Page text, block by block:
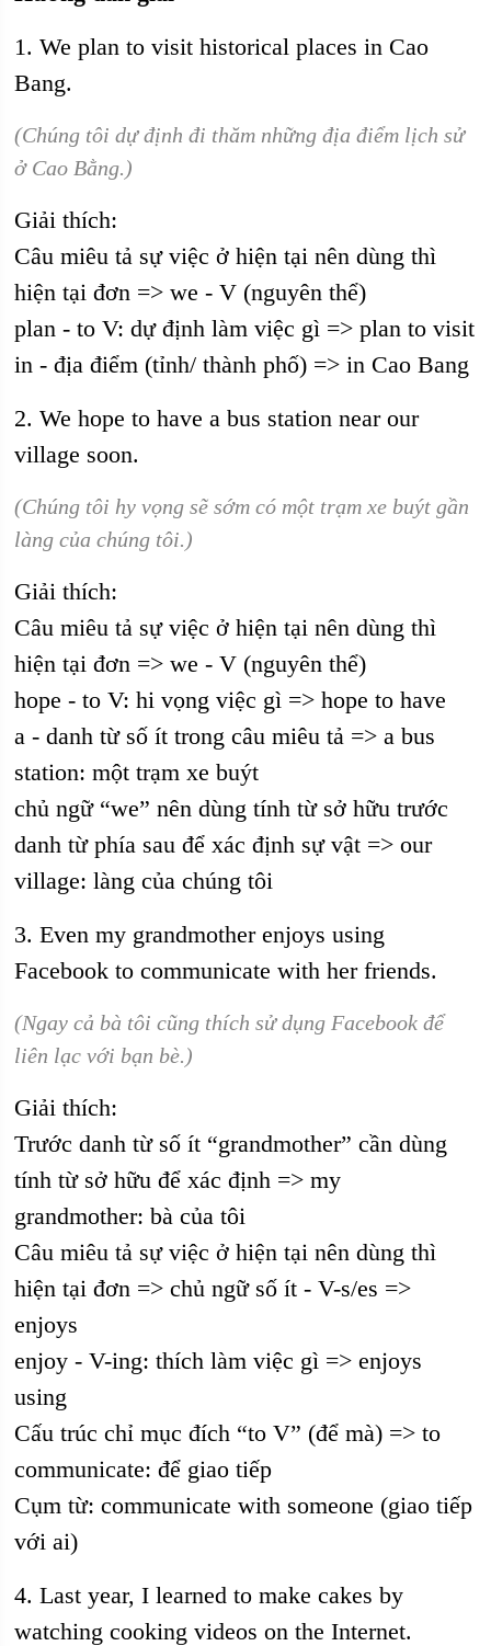
1. We plan to visit historical places in Cao
Bang.
(Chúng tôi dự định đi thăm những địa điểm lịch sử
ở Cao Bằng.)
Giải thích:
Câu miêu tả sự việc ở hiện tại nên dùng thì
hiện tại đơn => we - V (nguyên thể)
plan - to V: dự định làm việc gì => plan to visit
in - địa điểm (tỉnh/ thành phố) => in Cao Bang
2. We hope to have a bus station near our
village soon.
(Chúng tôi hy vọng sẽ sớm có một trạm xe buýt gần
làng của chúng tôi.)
Giải thích:
Câu miêu tả sự việc ở hiện tại nên dùng thì
hiện tại đơn => we - V (nguyên thể)
hope - to V: hi vọng việc gì => hope to have
a - danh từ số ít trong câu miêu tả => a bus
station: một trạm xe buýt
chủ ngữ “we” nên dùng tính từ sở hữu trước
danh từ phía sau để xác định sự vật => our
village: làng của chúng tôi
3. Even my grandmother enjoys using
Facebook to communicate with her friends.
(Ngay cả bà tôi cũng thích sử dụng Facebook để
liên lạc với bạn bè.)
Giải thích:
Trước danh từ số ít “grandmother” cần dùng
tính từ sở hữu để xác định => my
grandmother: bà của tôi
Câu miêu tả sự việc ở hiện tại nên dùng thì
hiện tại đơn => chủ ngữ số ít - V-s/es =>
enjoys
enjoy - V-ing: thích làm việc gì => enjoys
using
Cấu trúc chỉ mục đích “to V” (để mà) => to
communicate: để giao tiếp
Cụm từ: communicate with someone (giao tiếp
với ai)
4. Last year, I learned to make cakes by
watching cooking videos on the Internet.